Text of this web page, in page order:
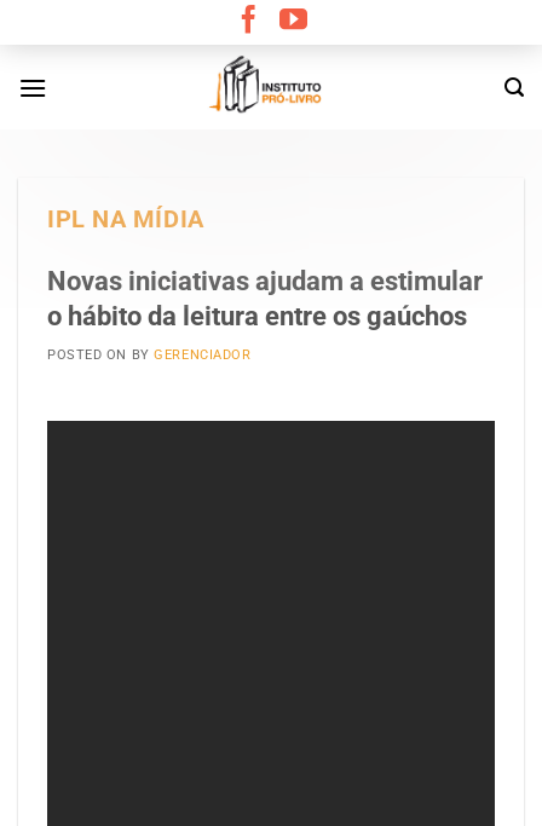
content
IPL NA MÍDIA
Novas iniciativas ajudam a estimular
o hábito da leitura entre os gaúchos
POSTED ON BYGERENCIADOR